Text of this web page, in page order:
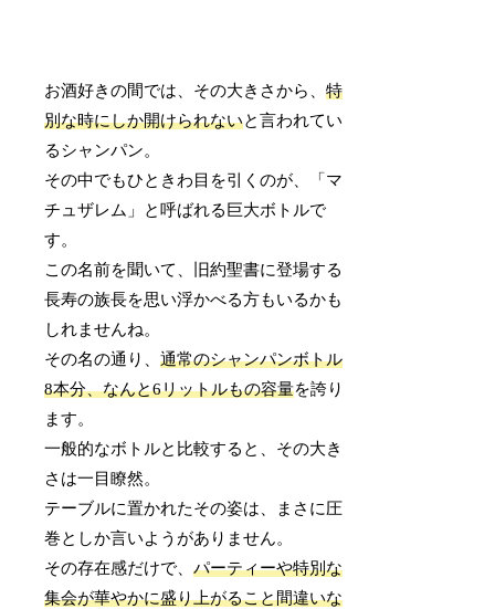
お酒好きの間では、その大きさから、特
別な時にしか開けられないと言われてい
るシャンパン。
その中でもひときわ目を引くのが、「マ
チュザレム」と呼ばれる巨大ボトルで
す。
この名前を聞いて、旧約聖書に登場する
長寿の族長を思い浮かべる方もいるかも
しれませんね。
その名の通り、通常のシャンパンボトル
8本分、なんと6リットルもの容量を誇り
ます。
一般的なボトルと比較すると、その大き
さは一目瞭然。
テーブルに置かれたその姿は、まさに圧
巻としか言いようがありません。
その存在感だけで、パーティーや特別な
集会が華やかに盛り上がること間違いな